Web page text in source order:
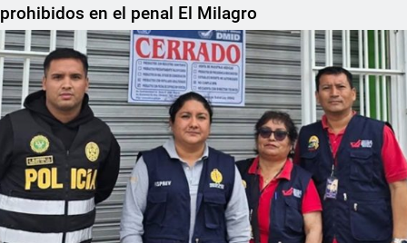
prohibidos en el penal El Milagro